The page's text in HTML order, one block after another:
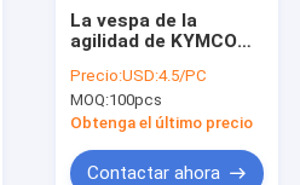
La vespa de la
agilidad de KYMCO
DRIVE-669-18-30
Precio:USD:4.5/PC
MOQ:100pcs
Obtenga el último precio
Contactar ahora